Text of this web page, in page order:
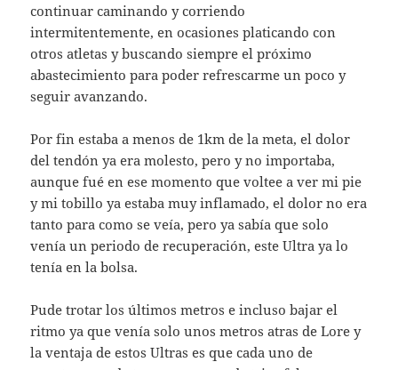
continuar caminando y corriendo
intermitentemente, en ocasiones platicando con
otros atletas y buscando siempre el próximo
abastecimiento para poder refrescarme un poco y
seguir avanzando.
Por fin estaba a menos de 1km de la meta, el dolor
del tendón ya era molesto, pero y no importaba,
aunque fué en ese momento que voltee a ver mi pie
y mi tobillo ya estaba muy inflamado, el dolor no era
tanto para como se veía, pero ya sabía que solo
venía un periodo de recuperación, este Ultra ya lo
tenía en la bolsa.
Pude trotar los últimos metros e incluso bajar el
ritmo ya que venía solo unos metros atras de Lore y
la ventaja de estos Ultras es que cada uno de